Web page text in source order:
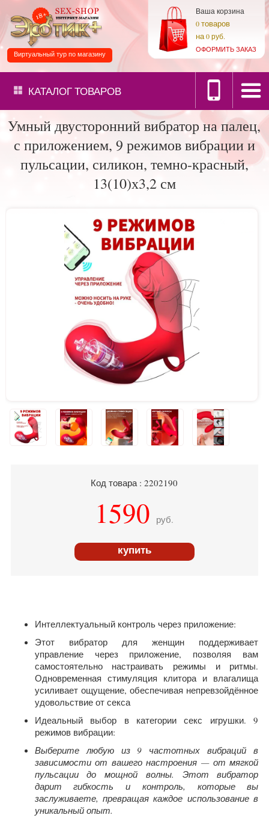
Ваша корзина
0товаров
на0 руб.
ОФОРМИТЬ ЗАКАЗ
Виртуальный тур по магазину
КАТАЛОГТОВАРОВ
Умный двусторонний вибратор на палец,
с приложением, 9 режимов вибрации и
пульсации, силикон, темно-красный,
13(10)х3,2 см
Код товара : 2202190
1590 руб.
купить
Интеллектуальный контроль через приложение:
Этот вибратор для женщин поддерживает
управление через приложение, позволяя вам
самостоятельно настраивать режимы и ритмы.
Одновременная стимуляция клитора и влагалища
усиливает ощущение, обеспечивая непревзойдённое
удовольствие от секса
Идеальный выбор в категории секс игрушки. 9
режимов вибрации:
Выберите любую из 9 частотных вибраций в
зависимости от вашего настроения — от мягкой
пульсации до мощной волны. Этот вибратор
дарит гибкость и контроль, которые вы
заслуживаете, превращая каждое использование в
уникальный опыт.